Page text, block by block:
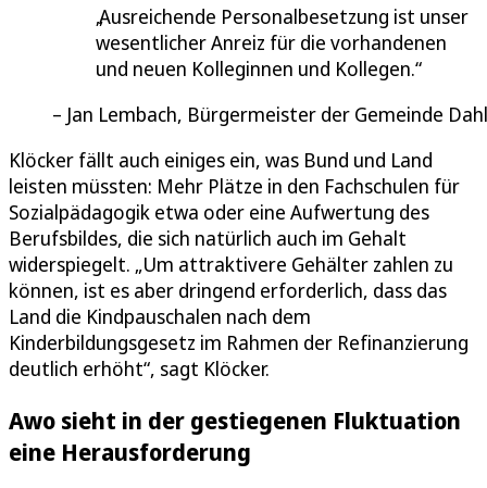
Ausreichende Personalbesetzung ist unser
wesentlicher Anreiz für die vorhandenen
und neuen Kolleginnen und Kollegen.
Jan Lembach, Bürgermeister der Gemeinde
Klöcker fällt auch einiges ein, was Bund und Land
leisten müssten: Mehr Plätze in den Fachschulen für
Sozialpädagogik etwa oder eine Aufwertung des
Berufsbildes, die sich natürlich auch im Gehalt
widerspiegelt. „Um attraktivere Gehälter zahlen zu
können, ist es aber dringend erforderlich, dass das
Land die Kindpauschalen nach dem
Kinderbildungsgesetz im Rahmen der Refinanzierung
deutlich erhöht“, sagt Klöcker.
Awo sieht in der gestiegenen Fluktuation
eine Herausforderung